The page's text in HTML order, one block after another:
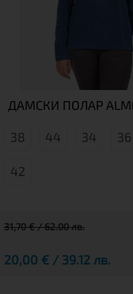
ДАМСКИ ПОЛАР
38 44 34 36
42
31,70 € / 62.00 лв.
20,00 € / 39.12 лв.